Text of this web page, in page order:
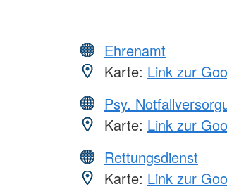
Ehrenamt
Karte: Link zur
Psy.
Karte: Link zur
Rettungsdienst
Karte: Link zur